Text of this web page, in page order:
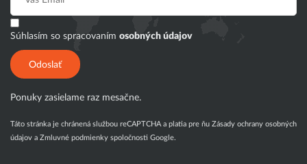
Súhlasím so spracovaním osobných údajov
Odoslať
Ponuky zasielame raz mesačne.
Táto stránka je chránená službou reCAPTCHA a platia pre ňu Zásady ochrany osobných
údajov a Zmluvné podmienky spoločnosti Google.